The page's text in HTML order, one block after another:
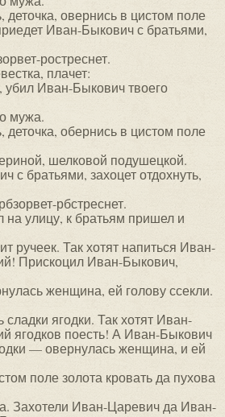
овернись в цистом поле
Иван-Быкович с братьями,
ростреснет.
плачет:
Иван-Быкович твоего
мужа.
обернись в цистом поле
шелковой подушецкой.
с братьями, захоцет отдохнуть,
рбстреснет.
улицу, к братьям пришел и
ручеек. Так хотят напиться Иван-
Прискоцил Иван-Быкович,
женщина, ей голову ссекли.
ягодки. Так хотят Иван-
ягодков поесть! А Иван-Быкович
— овернулась женщина, и ей
поле золота кровать да пухова
Захотели Иван-Царевич да Иван-